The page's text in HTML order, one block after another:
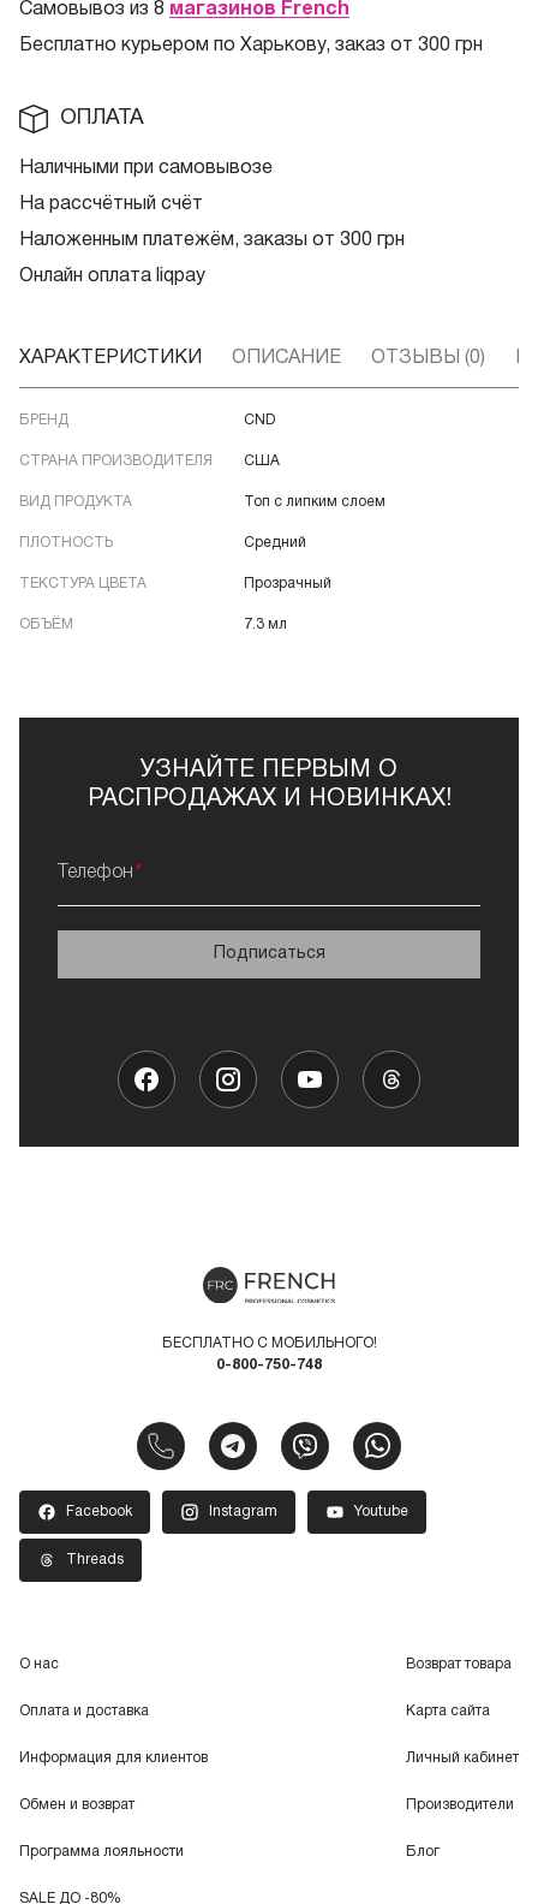
Самовывоз из 8 магазинов French
Бесплатно курьером по Харькову, заказ от 300 грн
ОПЛАТА
Наличными при самовывозе
На рассчётный счёт
Наложенным платежём, заказы от 300 грн
Онлайн оплата liqpay
ХАРАКТЕРИСТИКИ ОПИСАНИЕ ОТЗЫВЫ (0)
БРЕНД CND
СТРАНА ПРОИЗВОДИТЕЛЯ США
ВИД ПРОДУКТА Топ с липким слоем
ПЛОТНОСТЬ Средний
ТЕКСТУРА ЦВЕТА Прозрачный
ОБЪЁМ 7.3 мл
УЗНАЙТЕ ПЕРВЫМ О
РАСПРОДАЖАХ И НОВИНКАХ!
Телефон
Подписаться
БЕСПЛАТНО С МОБИЛЬНОГО!
0-800-750-748
Facebook Instagram Youtube
Threads
О нас
Оплата и доставка
Информация для клиентов
Обмен и возврат
Программа лояльности
SALE ДО -80%
Возврат товара
Карта сайта
Личный кабинет
Производители
Блог